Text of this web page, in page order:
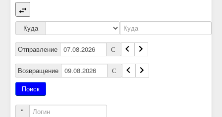
Куда
Отправление
Возвращение
Логин